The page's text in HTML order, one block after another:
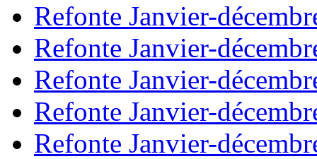
Refonte Janvier-
Refonte Janvier-
Refonte Janvier-
Refonte Janvier-
Refonte Janvier-